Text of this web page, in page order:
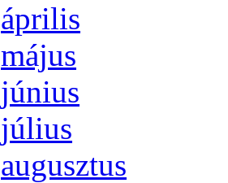
áp­ri­lis
má­jus
jú­ni­us
jú­li­us
au­gusz­tus